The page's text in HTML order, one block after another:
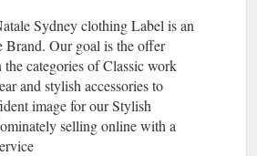
Sydney clothing Label is an
Brand. Our goal is the offer
categories of Classic work
and stylish accessories to
image for our Stylish
selling online with a